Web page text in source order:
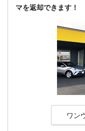
マを返却できます！
ワン